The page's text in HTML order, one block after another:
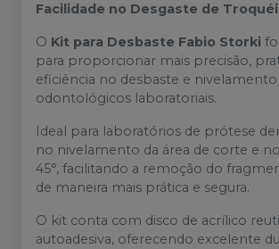
Facilidade no Desgaste de
O Kit para Desbaste Fabio Storki
para proporcionar mais precisão,
eficiência no desbaste e
odontológicos laboratoriais.
Ideal para laboratórios de prótese
no nivelamento da área de corte e
45°, facilitando a remoção do
de maneira mais prática e segura.
O kit conta com disco de acrílico
autoadesiva, oferecendo excelente